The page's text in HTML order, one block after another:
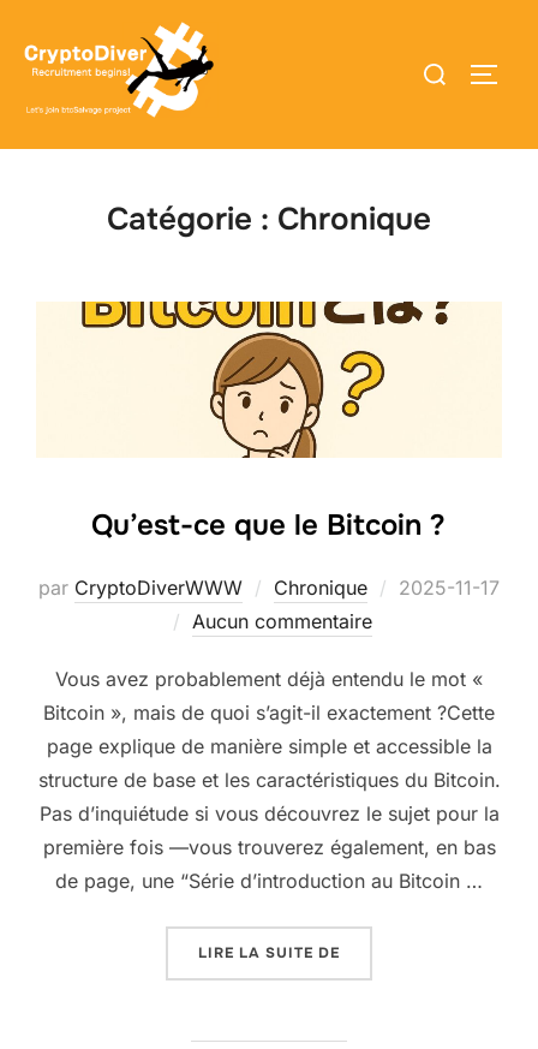
contenu
Rechercher :
Catégorie : Chronique
Qu’est-ce que le Bitcoin ?
par CryptoDiverWWW Chronique
Publié
2025-11-17
Aucun commentaire
Vous avez probablement déjà entendu le mot «
Bitcoin », mais de quoi s’agit-il exactement ?Cette
page explique de manière simple et accessible la
structure de base et les caractéristiques du Bitcoin.
Pas d’inquiétude si vous découvrez le sujet pour la
première fois —vous trouverez également, en bas
de page, une “Série d’introduction au Bitcoin …
LIRE LA SUITE DE